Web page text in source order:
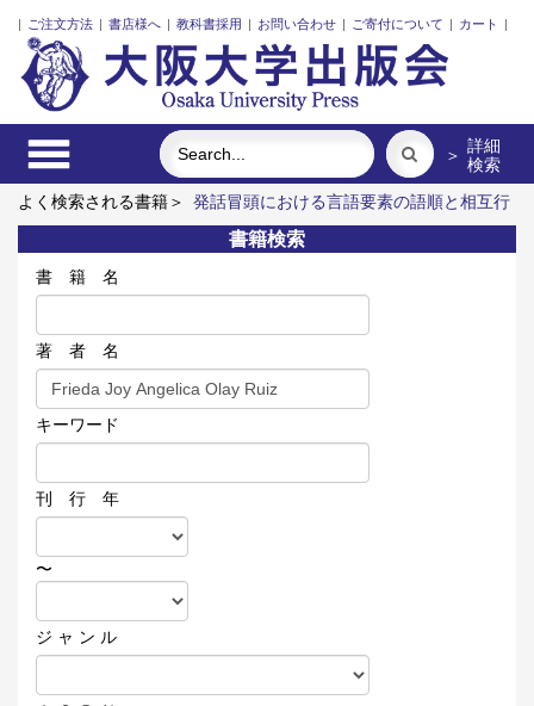
| ご注文方法 | 書店様へ | 教科書採用 | お問い合わせ | ご寄付について | カート |
＞ 詳細
検索
よく検索される書籍＞
発話冒頭における言語要素の語順と相互行
為
スウェーデン語 黄砂の越境マネジメント
対話で創るこれ
からの「大学」
湯川秀樹 量子力学序説
オンデマンド版 簡
明ウズベク語辞典
書籍検索
書 籍 名
著 者 名
キーワード
刊 行 年
〜
ジ ャ ン ル